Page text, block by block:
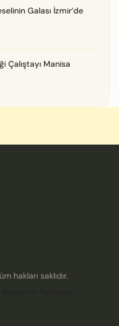
Galası İzmir’de
Çalıştayı Manisa
hakları saklıdır.